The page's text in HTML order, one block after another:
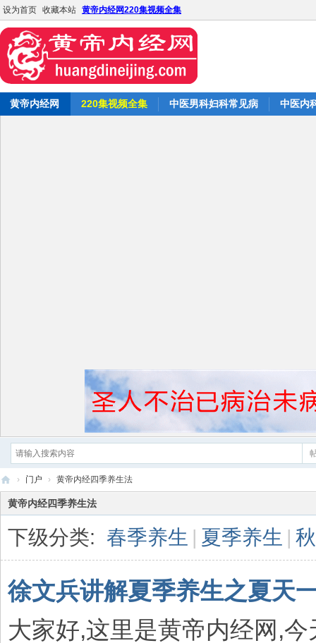
设为首页 收藏本站 黄帝内经网220集视频全集
黄帝内经网 220集视频全集 中医男科妇科常见病 中医内
黄
经
› 门户 › 黄帝内经四季养生法
黄帝内经四季养生法
下级分类: 春季养生 | 夏季养生 |
徐文兵讲解夏季养生之夏天
大家好,这里是黄帝内经网,